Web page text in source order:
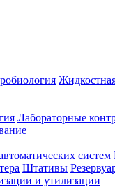
Лабораторные
систем
Штативы
и утилизации